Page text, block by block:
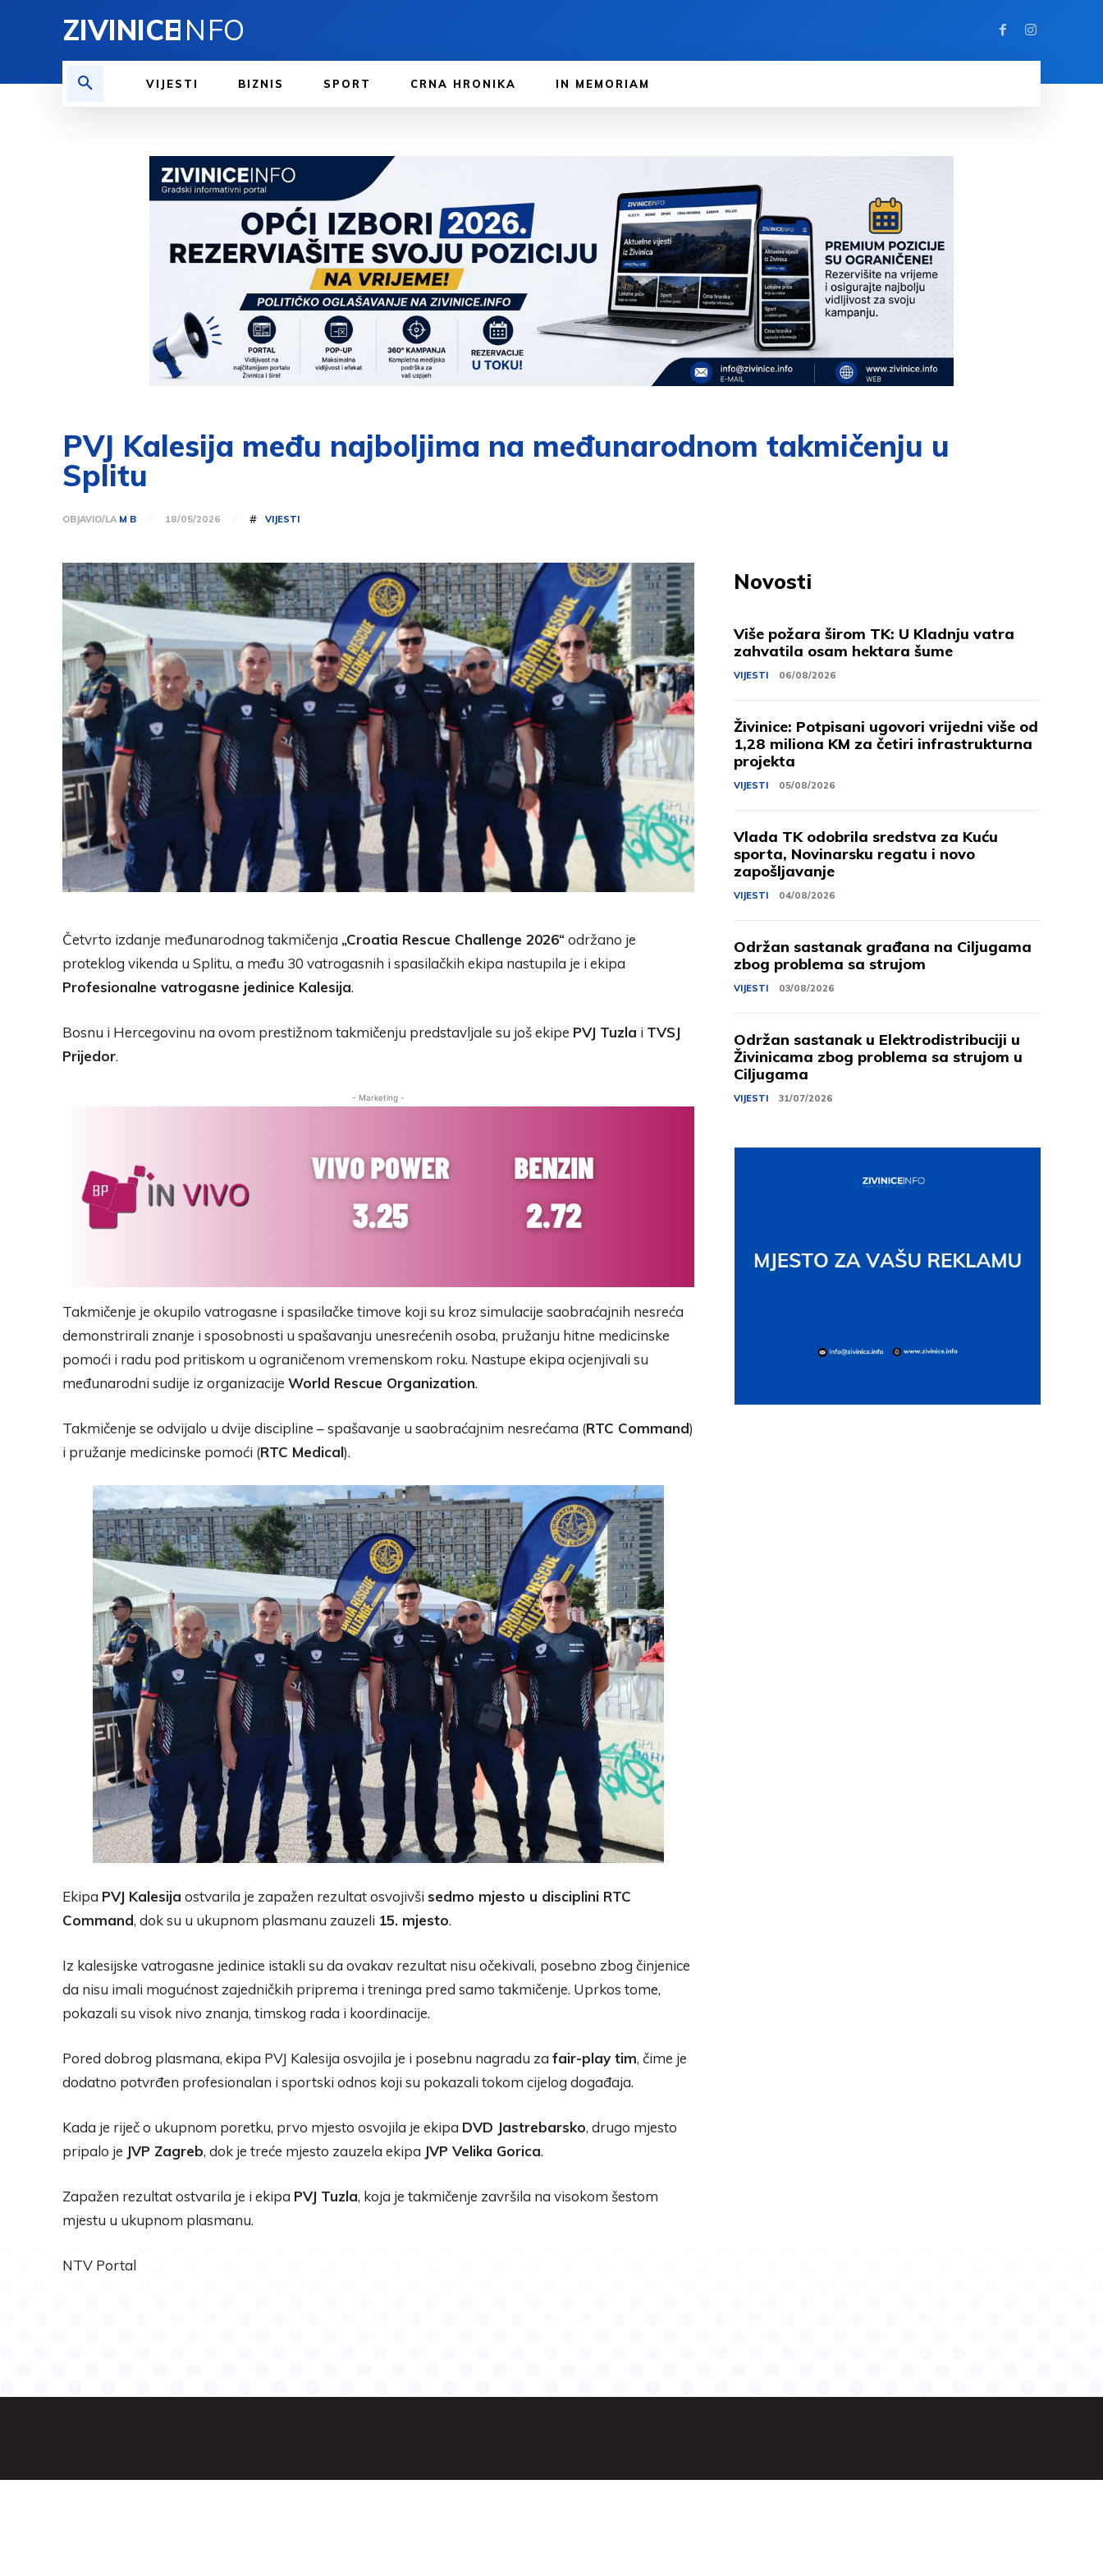
ZIVINICEINFO
VIJESTI BIZNIS SPORT CRNA HRONIKA IN MEMORIAM
PVJ Kalesija među najboljima na međunarodnom takmičenju u
Splitu
OBJAVIO/LA M B 18/05/2026 # VIJESTI
Četvrto izdanje međunarodnog takmičenja „Croatia Rescue Challenge 2026“održano je
proteklog vikenda u Splitu, a među 30 vatrogasnih i spasilačkih ekipa nastupila je i ekipa
Profesionalne vatrogasne jedinice Kalesija.
Bosnu i Hercegovinu na ovom prestižnom takmičenju predstavljale su još ekipe PVJ Tuzla i TVSJ
Prijedor.
- Marketing -
Takmičenje je okupilo vatrogasne i spasilačke timove koji su kroz simulacije saobraćajnih nesreća
demonstrirali znanje i sposobnosti u spašavanju unesrećenih osoba, pružanju hitne medicinske
pomoći i radu pod pritiskom u ograničenom vremenskom roku. Nastupe ekipa ocjenjivali su
međunarodni sudije iz organizacije World Rescue Organization.
Takmičenje se odvijalo u dvije discipline – spašavanje u saobraćajnim nesrećama (RTC Command)
i pružanje medicinske pomoći (RTC Medical).
Ekipa PVJ Kalesija ostvarila je zapažen rezultat osvojivšisedmo mjesto u disciplini RTC
Command, dok su u ukupnom plasmanu zauzeli 15. mjesto.
Iz kalesijske vatrogasne jedinice istakli su da ovakav rezultat nisu očekivali, posebno zbog činjenice
da nisu imali mogućnost zajedničkih priprema i treninga pred samo takmičenje. Uprkos tome,
pokazali su visok nivo znanja, timskog rada i koordinacije.
Pored dobrog plasmana, ekipa PVJ Kalesija osvojila je i posebnu nagradu za fair-play tim, čime je
dodatno potvrđen profesionalan i sportski odnos koji su pokazali tokom cijelog događaja.
Kada je riječ o ukupnom poretku, prvo mjesto osvojila je ekipa DVD Jastrebarsko, drugo mjesto
pripalo je JVP Zagreb, dok je treće mjesto zauzela ekipa JVP Velika Gorica.
Zapažen rezultat ostvarila je i ekipa PVJ Tuzla, koja je takmičenje završila na visokom šestom
mjestu u ukupnom plasmanu.
NTV Portal
Novosti
Više požara širom TK: U Kladnju vatra
zahvatila osam hektara šume
VIJESTI 06/08/2026
Živinice: Potpisani ugovori vrijedni više od
1,28 miliona KM za četiri infrastrukturna
projekta
VIJESTI 05/08/2026
Vlada TK odobrila sredstva za Kuću
sporta, Novinarsku regatu i novo
zapošljavanje
VIJESTI 04/08/2026
Održan sastanak građana na Ciljugama
zbog problema sa strujom
VIJESTI 03/08/2026
Održan sastanak u Elektrodistribuciji u
Živinicama zbog problema sa strujom u
Ciljugama
VIJESTI 31/07/2026